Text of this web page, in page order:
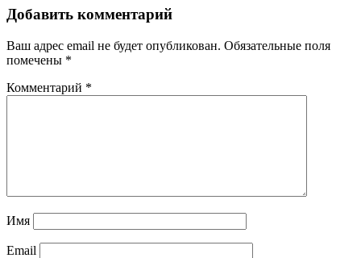
Добавить комментарий
Ваш адрес email не будет опубликован. Обязательные поля
помечены *
Комментарий *
Имя
Email